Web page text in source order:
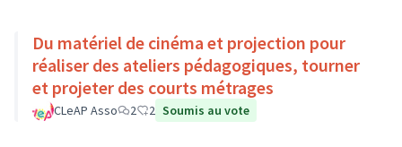
Du matériel de cinéma et projection pour
réaliser des ateliers pédagogiques, tourner
et projeter des courts métrages
CLeAP Asso 2 2 Soumis au vote